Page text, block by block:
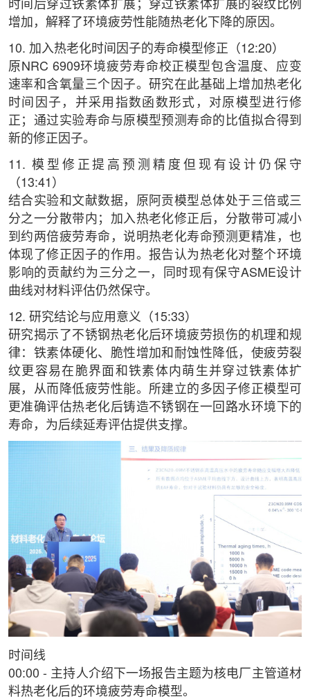
时间后穿过铁素体扩展；穿过铁素体扩展的裂纹比例
增加，解释了环境疲劳性能随热老化下降的原因。
10. 加入热老化时间因子的寿命模型修正（12:20）
原NRC 6909环境疲劳寿命校正模型包含温度、应变
速率和含氧量三个因子。研究在此基础上增加热老化
时间因子，并采用指数函数形式，对原模型进行修
正；通过实验寿命与原模型预测寿命的比值拟合得到
新的修正因子。
11. 模型修正提高预测精度但现有设计仍保守
（13:41）
结合实验和文献数据，原阿贡模型总体处于三倍或三
分之一分散带内；加入热老化修正后，分散带可减小
到约两倍疲劳寿命，说明热老化寿命预测更精准，也
体现了修正因子的作用。报告认为热老化对整个环境
影响的贡献约为三分之一，同时现有保守ASME设计
曲线对材料评估仍然保守。
12. 研究结论与应用意义（15:33）
研究揭示了不锈钢热老化后环境疲劳损伤的机理和规
律：铁素体硬化、脆性增加和耐蚀性降低，使疲劳裂
纹更容易在脆界面和铁素体内萌生并穿过铁素体扩
展，从而降低疲劳性能。所建立的多因子修正模型可
更准确评估热老化后铸造不锈钢在一回路水环境下的
寿命，为后续延寿评估提供支撑。
时间线
00:00 - 主持人介绍下一场报告主题为核电厂主管道材
料热老化后的环境疲劳寿命模型。